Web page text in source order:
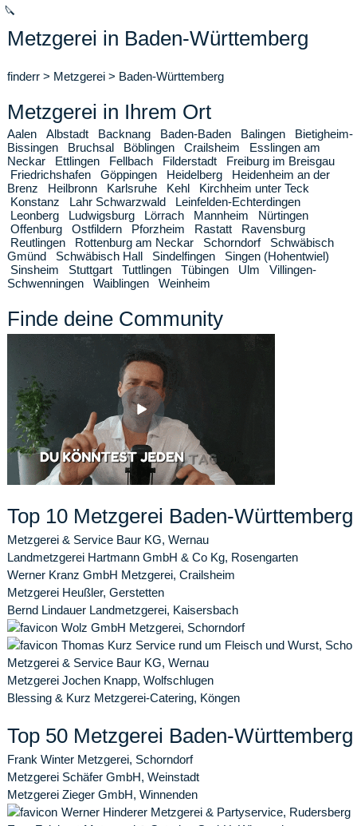
🔪
Metzgerei in Baden-Württemberg
finderr > Metzgerei > Baden-Württemberg
Metzgerei in Ihrem Ort
Aalen Albstadt Backnang Baden-Baden Balingen
Bietigheim-
Bissingen
Bruchsal Böblingen Crailsheim
Esslingen am
Neckar
Ettlingen Fellbach Filderstadt
Freiburg im Breisgau
Friedrichshafen
Göppingen Heidelberg
Heidenheim an der
Brenz
Heilbronn Karlsruhe Kehl
Kirchheim unter Teck
Konstanz
Lahr Schwarzwald
Leinfelden-Echterdingen
Leonberg
Ludwigsburg Lörrach Mannheim
Nürtingen
Offenburg
Ostfildern Pforzheim Rastatt
Ravensburg
Reutlingen
Rottenburg am Neckar Schorndorf
Schwäbisch
Gmünd
Schwäbisch Hall Sindelfingen
Singen (Hohentwiel)
Sinsheim
Stuttgart Tuttlingen Tübingen Ulm
Villingen-
Schwenningen
Waiblingen Weinheim
Finde deine Community
Top 10 Metzgerei Baden-Württemberg
Metzgerei & Service Baur KG, Wernau
Landmetzgerei Hartmann GmbH & Co Kg, Rosengarten
Werner Kranz GmbH Metzgerei, Crailsheim
Metzgerei Heußler, Gerstetten
Bernd Lindauer Landmetzgerei, Kaisersbach
Wolz GmbH Metzgerei, Schorndorf
Thomas Kurz Service rund um Fleisch und Wurst,
Metzgerei & Service Baur KG, Wernau
Metzgerei Jochen Knapp, Wolfschlugen
Blessing & Kurz Metzgerei-Catering, Köngen
Top 50 Metzgerei Baden-Württemberg
Frank Winter Metzgerei, Schorndorf
Metzgerei Schäfer GmbH, Weinstadt
Metzgerei Zieger GmbH, Winnenden
Werner Hinderer Metzgerei & Partyservice, Rudersberg